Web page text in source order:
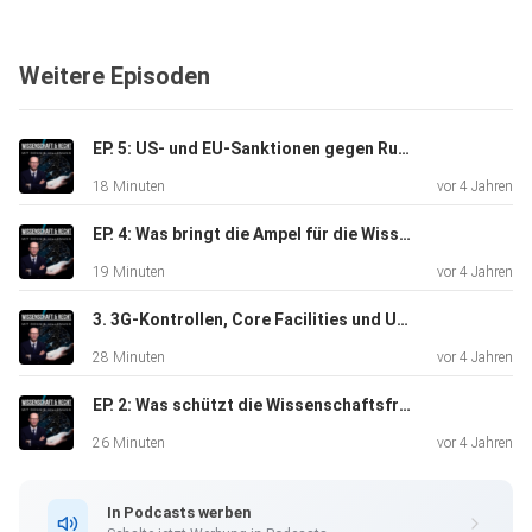
- Welche Rechtsmaterien umfasst das
Wissenschaftsrecht in
Deutschland?
- In welchem Zusammenhang stehen
Rechtsmaterien?
Weitere Episoden
EP. 5: US- und EU-Sanktionen gegen Russland - Was müssen Hochschulen und Forschungseinrichtungen wissen?
18 Minuten vor 4 Jahren
EP. 4: Was bringt die Ampel für die Wissenschaft?
19 Minuten vor 4 Jahren
3. 3G-Kontrollen, Core Facilities und Unterdrückung von Ansichten - Druck auf Wissenschaftsfreiheit
28 Minuten vor 4 Jahren
EP. 2: Was schützt die Wissenschaftsfreiheit - und was nicht?
26 Minuten vor 4 Jahren
In Podcasts werben